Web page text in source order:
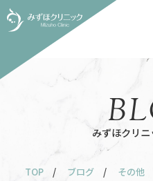
みずほクリ
TOP / ブログ / その他